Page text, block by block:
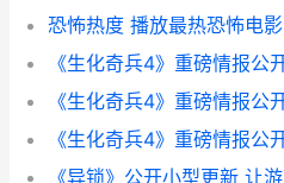
恐怖热度 播放最热恐怖电影